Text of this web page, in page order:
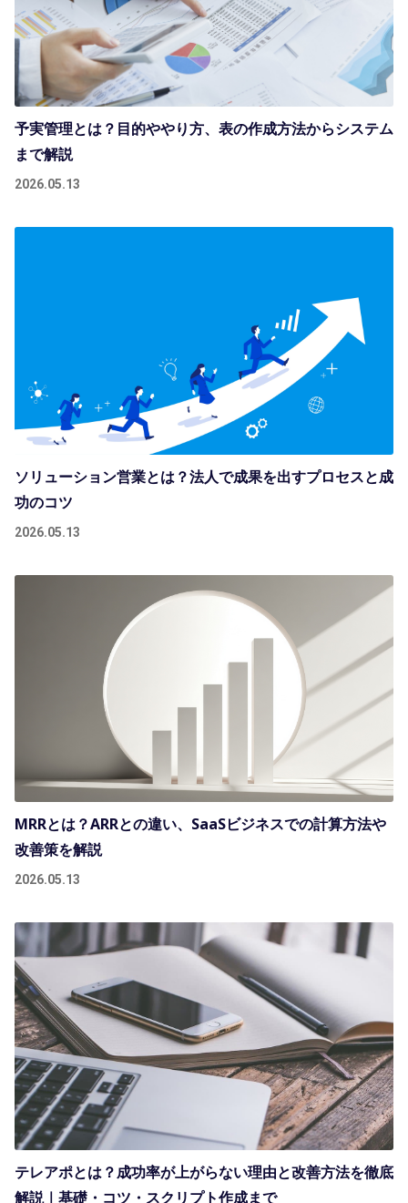
予実管理とは？目的ややり方、表の作成方法からシステム
まで解説
2026.05.13
ソリューション営業とは？法人で成果を出すプロセスと成
功のコツ
2026.05.13
MRRとは？ARRとの違い、SaaSビジネスでの計算方法や
改善策を解説
2026.05.13
テレアポとは？成功率が上がらない理由と改善方法を徹底
解説｜基礎・コツ・スクリプト作成まで